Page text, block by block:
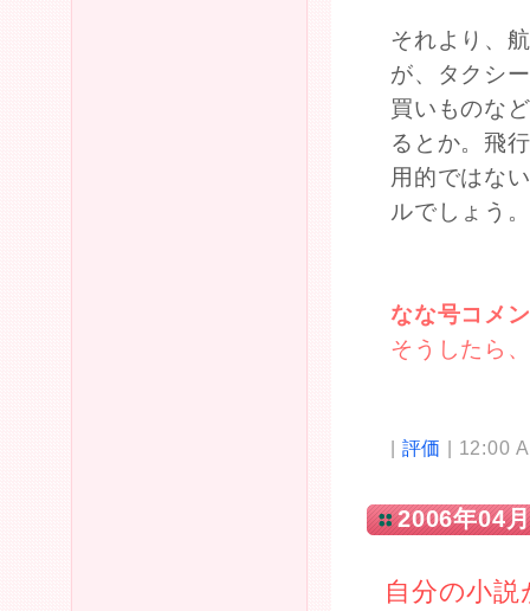
それより、
が、タクシ
買いものな
るとか。飛
用的ではな
ルでしょう
なな号コ
そうしたら
| 評価 | 12:00
2006年04
自分の小